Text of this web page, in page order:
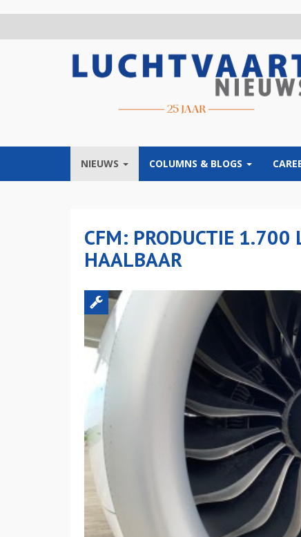
NIEUWS COLUMNS & BLOGS
CFM: PRODUCTIE 1.700
HAALBAAR